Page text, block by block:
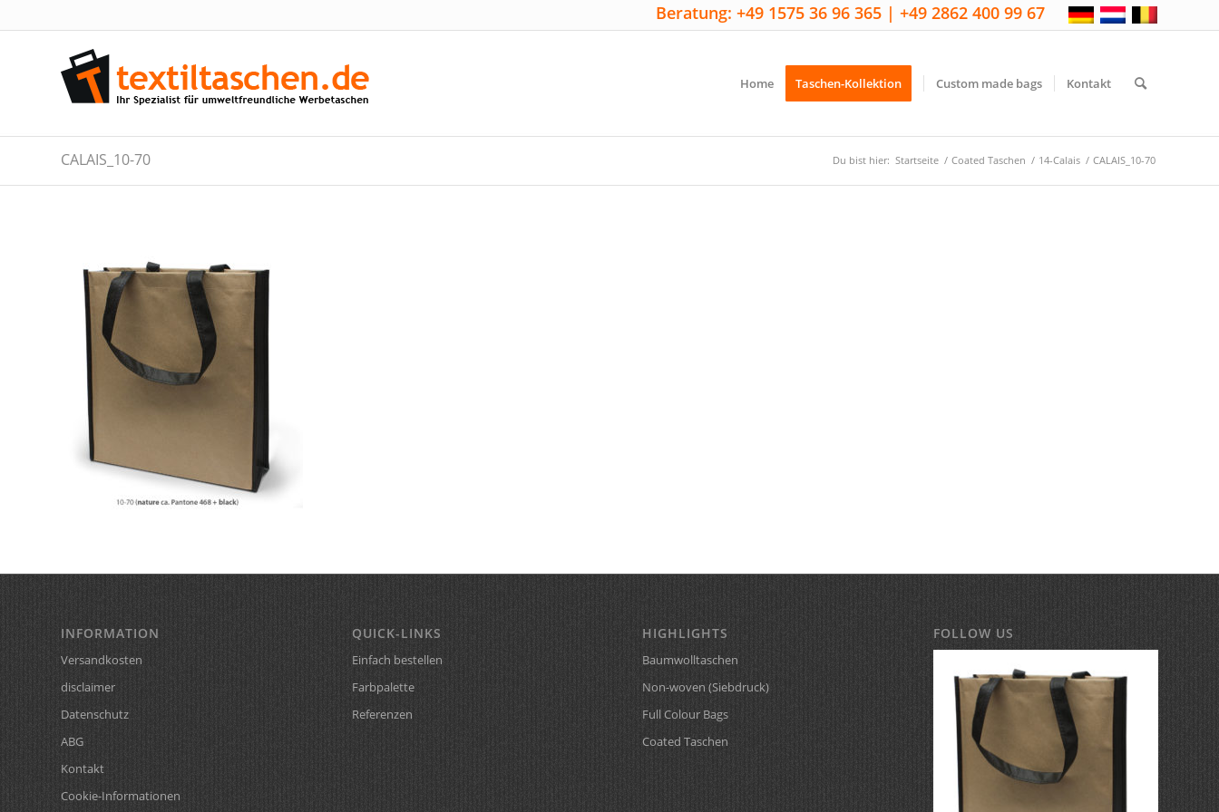
Beratung: +49 1575 36 96 365 | +49 2862 400 99 67
Home Taschen-Kollektion Custom made bags Kontakt
CALAIS_10-70 Du bist hier: Startseite / Coated Taschen / 14-Calais / CALAIS_10-70
INFORMATION
Versandkosten
disclaimer
Datenschutz
ABG
Kontakt
Cookie-Informationen
QUICK-LINKS
Einfach bestellen
Farbpalette
Referenzen
HIGHLIGHTS
Baumwolltaschen
Non-woven (Siebdruck)
Full Colour Bags
Coated Taschen
FOLLOW US